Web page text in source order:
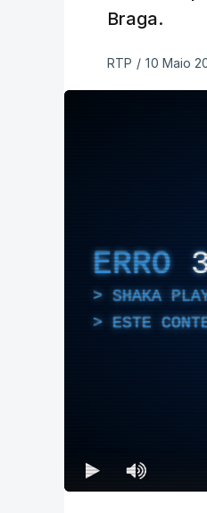
Braga.
RTP / 10 Maio
ERRO
SHAKA
ESTE